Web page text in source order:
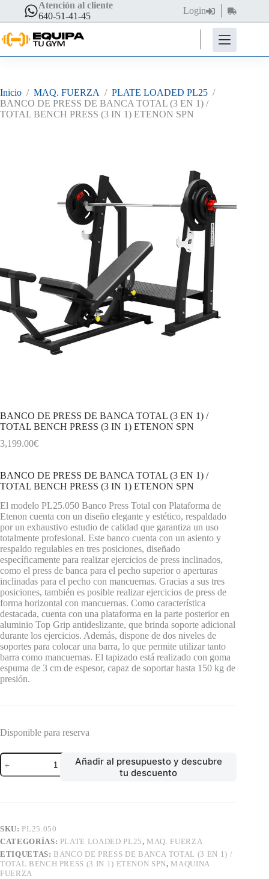
contenido
Atención al cliente
640-51-41-45
Login
Carro
de
compra
Inicio / MAQ. FUERZA / PLATE LOADED PL25 /
BANCO DE PRESS DE BANCA TOTAL (3 EN 1) /
TOTAL BENCH PRESS (3 IN 1) ETENON SPN
BANCO DE PRESS DE BANCA TOTAL (3 EN 1) /
TOTAL BENCH PRESS (3 IN 1) ETENON SPN
3,199.00€
BANCO DE PRESS DE BANCA TOTAL (3 EN 1) /
TOTAL BENCH PRESS (3 IN 1) ETENON SPN
El modelo PL25.050 Banco Press Total con Plataforma de
Etenon cuenta con un diseño elegante y estético, respaldado
por un exhaustivo estudio de calidad que garantiza un uso
totalmente profesional. Este banco cuenta con un asiento y
respaldo regulables en tres posiciones, diseñado
específicamente para realizar ejercicios de press inclinados,
como el press de banca para el pecho superior o aperturas
inclinadas para el pecho con mancuernas. Gracias a sus tres
posiciones, también es posible realizar ejercicios de press de
forma horizontal con mancuernas. Como característica
destacada, cuenta con una plataforma en la parte posterior en
aluminio Top Grip antideslizante, que brinda soporte adicional
durante los ejercicios. Además, dispone de dos niveles de
soportes para colocar una barra, lo que permite utilizar tanto
barra como mancuernas. El tapizado está realizado con goma
espuma de 3 cm de espesor, capaz de soportar hasta 150 kg de
presión.
Disponible para reserva
BANCO
DE
PRESS
EN
1)
/
TOTAL
BENCH
Añadir al presupuesto y descubre
tu descuento
SKU: PL25.050
CATEGORÍAS: PLATE LOADED PL25, MAQ. FUERZA
ETIQUETAS: BANCO DE PRESS DE BANCA TOTAL (3 EN 1) /
TOTAL BENCH PRESS (3 IN 1) ETENON SPN, MAQUINA
FUERZA